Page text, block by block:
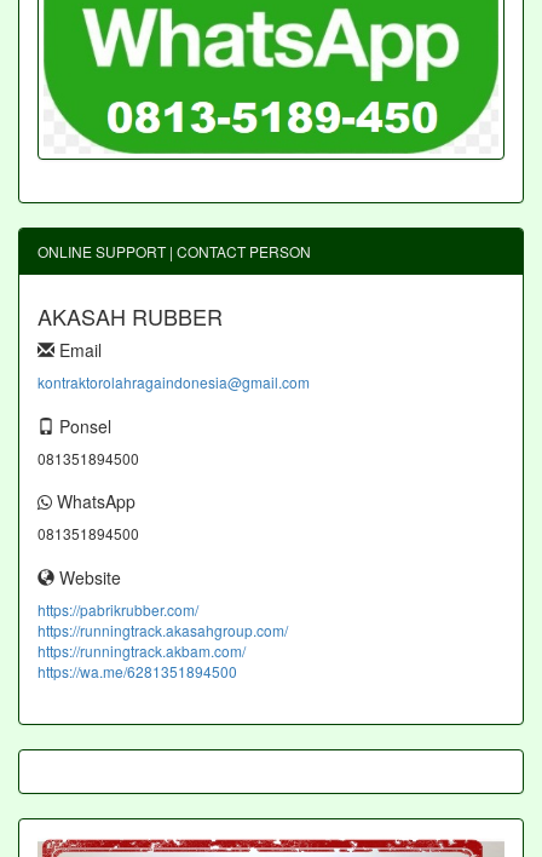
ONLINE SUPPORT | CONTACT PERSON
AKASAH RUBBER
Email
kontraktorolahragaindonesia@gmail.com
Ponsel
081351894500
WhatsApp
081351894500
Website
https://pabrikrubber.com/
https://runningtrack.akasahgroup.com/
https://runningtrack.akbam.com/
https://wa.me/6281351894500